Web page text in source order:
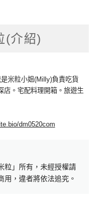
(介紹)
米粒小姐(Milly)負責吃貨
店。宅配料理開箱。旅遊生
dm0520com
粒」所有，未經授權請
用，違者將依法追究。